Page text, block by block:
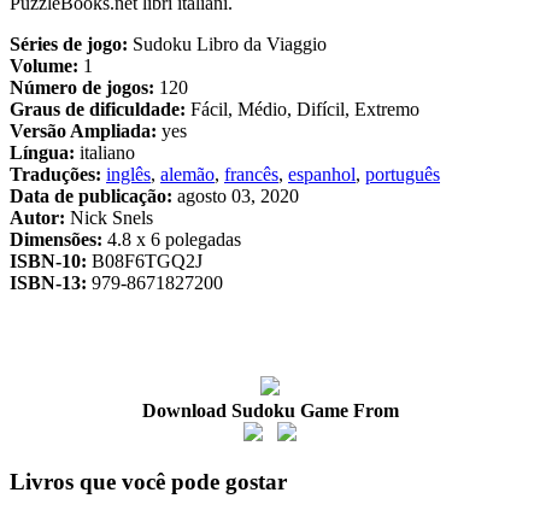
Séries de jogo: Sudoku Libro da Viaggio
Volume: 1
Número de jogos: 120
Graus de dificuldade: Fácil, Médio, Difícil, Extremo
Versão Ampliada: yes
Língua: italiano
Traduções: inglês, alemão, francês, espanhol, português
Data de publicação: agosto 03, 2020
Autor: Nick Snels
Dimensões: 4.8 x 6 polegadas
ISBN-10: B08F6TGQ2J
ISBN-13: 979-8671827200
Download Sudoku Game From
Livros que você pode gostar